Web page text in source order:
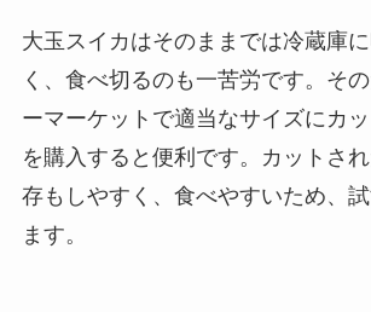
大玉スイカはそのままでは冷蔵庫に
く、食べ切るのも一苦労です。そ
ーマーケットで適当なサイズにカ
を購入すると便利です。カットさ
存もしやすく、食べやすいため、
ます。